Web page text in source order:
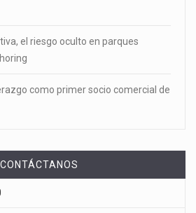
el riesgo oculto en parques
como primer socio comercial de
CONTÁCTANOS